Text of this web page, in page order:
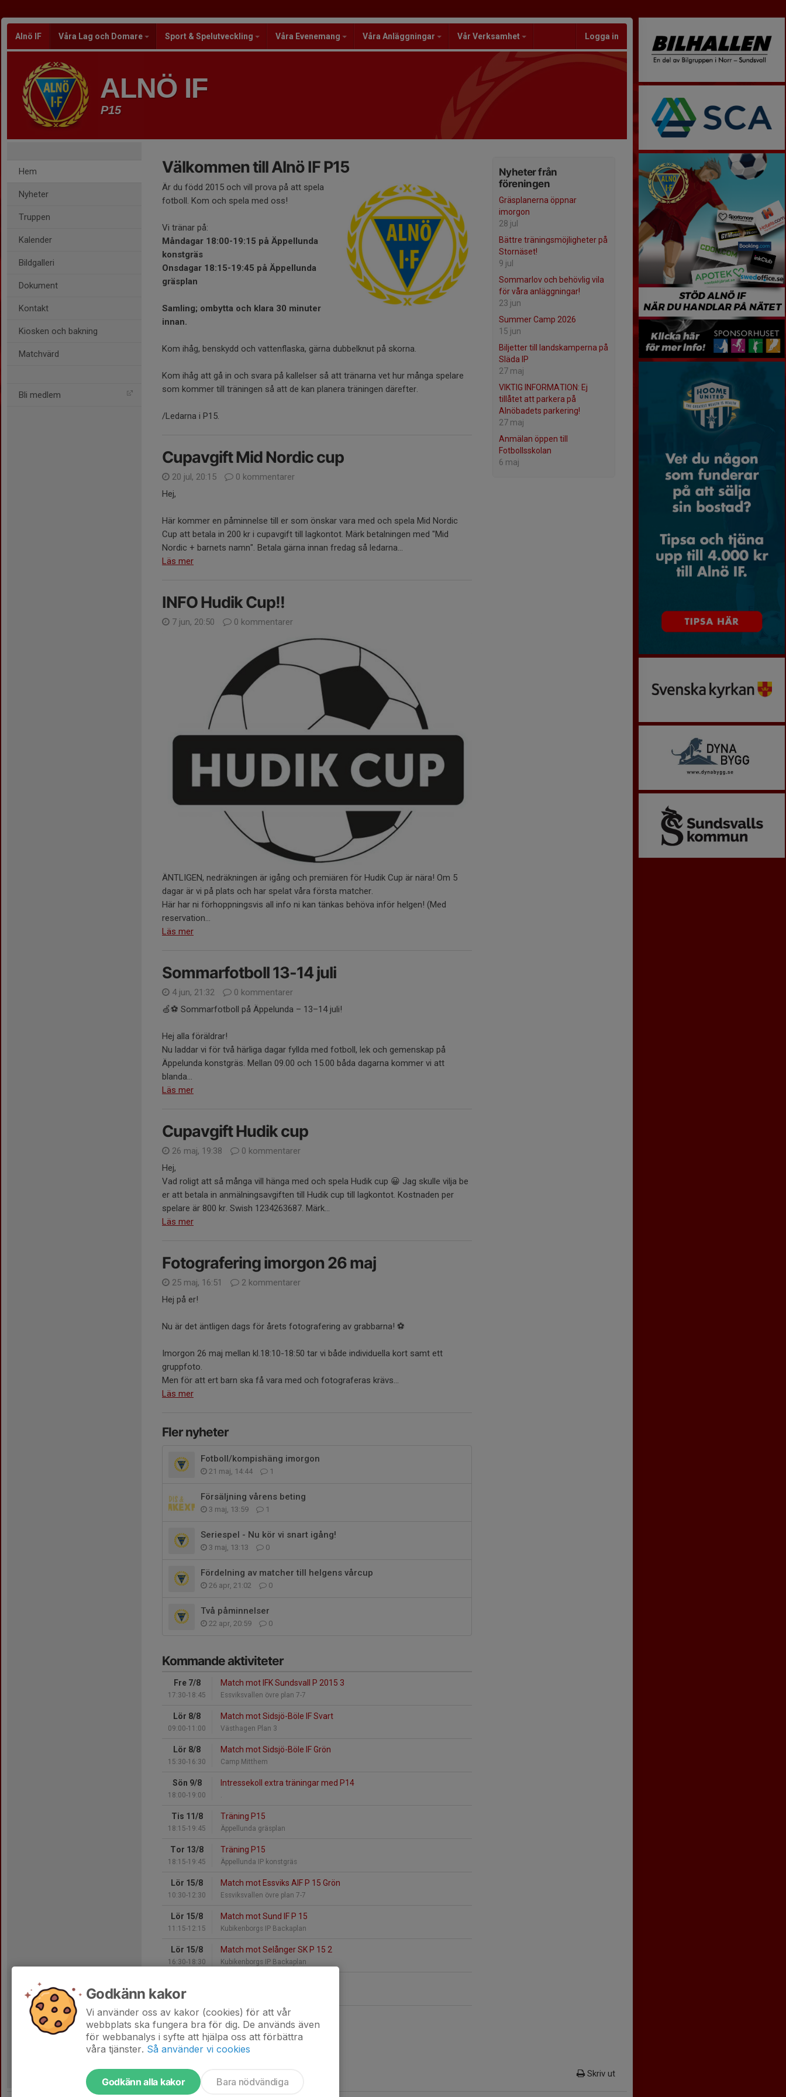
Alnö IF Våra Lag och Domare Sport & Spelutveckling Våra Evenemang Våra Anläggningar Vår Verksamhet Logga in
ALNÖ IF
P15
Hem
Nyheter
Truppen
Kalender
Bildgalleri
Dokument
Kontakt
Kiosken och bakning
Matchvärd
Bli medlem
Nyheter från
föreningen
Gräsplanerna öppnar
imorgon
28 jul
Bättre träningsmöjligheter på
Stornäset!
9 jul
Sommarlov och behövlig vila
för våra anläggningar!
23 jun
Summer Camp 2026
15 jun
Biljetter till landskamperna på
Släda IP
27 maj
VIKTIG INFORMATION: Ej
tillåtet att parkera på
Alnöbadets parkering!
27 maj
Anmälan öppen till
Fotbollsskolan
6 maj
Välkommen till Alnö IF P15
Är du född 2015 och vill prova på att spela
fotboll. Kom och spela med oss!
Vi tränar på:
Måndagar 18:00-19:15 på Äppellunda
konstgräs
Onsdagar 18:15-19:45 på Äppellunda
gräsplan
Samling; ombytta och klara 30 minuter
innan.
Kom ihåg, benskydd och vattenflaska, gärna dubbelknut på skorna.
Kom ihåg att gå in och svara på kallelser så att tränarna vet hur många spelare
som kommer till träningen så att de kan planera träningen därefter.
/Ledarna i P15.
Cupavgift Mid Nordic cup
20 jul, 20:15
0 kommentarer
Hej,
Här kommer en påminnelse till er som önskar vara med och spela Mid Nordic
Cup att betala in 200 kr i cupavgift till lagkontot. Märk betalningen med "Mid
Nordic + barnets namn". Betala gärna innan fredag så ledarna...
Läs mer
INFO Hudik Cup!!
7 jun, 20:50 0 kommentarer
ÄNTLIGEN, nedräkningen är igång och premiären för Hudik Cup är nära! Om 5
dagar är vi på plats och har spelat våra första matcher.
Här har ni förhoppningsvis all info ni kan tänkas behöva inför helgen! (Med
reservation...
Läs mer
Sommarfotboll 13-14 juli
4 jun, 21:32
0 kommentarer
🍏⚽ Sommarfotboll på Äppelunda – 13–14 juli!
Hej alla föräldrar!
Nu laddar vi för två härliga dagar fyllda med fotboll, lek och gemenskap på
Äppelunda konstgräs. Mellan 09.00 och 15.00 båda dagarna kommer vi att
blanda...
Läs mer
Cupavgift Hudik cup
26 maj, 19:38
0 kommentarer
Hej,
Vad roligt att så många vill hänga med och spela Hudik cup 😀 Jag skulle vilja be
er att betala in anmälningsavgiften till Hudik cup till lagkontot. Kostnaden per
spelare är 800 kr. Swish 1234263687. Märk...
Läs mer
Fotografering imorgon 26 maj
25 maj, 16:51
2 kommentarer
Hej på er!
Nu är det äntligen dags för årets fotografering av grabbarna! ⚽️
Imorgon 26 maj mellan kl.18:10-18:50 tar vi både individuella kort samt ett
gruppfoto.
Men för att ert barn ska få vara med och fotograferas krävs...
Läs mer
Fler nyheter
Fotboll/kompishäng imorgon
21 maj, 14:44 1
Försäljning vårens beting
3 maj, 13:59 1
Seriespel - Nu kör vi snart igång!
3 maj, 13:13 0
Fördelning av matcher till helgens vårcup
26 apr, 21:02 0
Två påminnelser
22 apr, 20:59 0
Kommande aktiviteter
Fre 7/8
17:30-18:45
Match mot IFK Sundsvall P 2015 3
Essviksvallen övre plan 7-7
Lör 8/8
09:00-11:00
Match mot Sidsjö-Böle IF Svart
Västhagen Plan 3
Lör 8/8
15:30-16:30
Match mot Sidsjö-Böle IF Grön
Camp Mitthem
Sön 9/8
18:00-19:00
Intressekoll extra träningar med P14
.
Tis 11/8
18:15-19:45
Träning P15
Äppellunda gräsplan
Tor 13/8
18:15-19:45
Träning P15
Äppellunda IP konstgräs
Lör 15/8
10:30-12:30
Match mot Essviks AIF P 15 Grön
Essviksvallen övre plan 7-7
Lör 15/8
11:15-12:15
Match mot Sund IF P 15
Kubikenborgs IP Backaplan
Lör 15/8
16:30-18:30
Match mot Selånger SK P 15 2
Kubikenborgs IP Backaplan
18:15-19:45
Hela kalendern
Skriv ut
Godkänn kakor
Vi använder oss av kakor (cookies) för att vår
webbplats ska fungera bra för dig. De används även
för webbanalys i syfte att hjälpa oss att förbättra
våra tjänster. Så använder vi cookies
Godkänn alla kakor Bara nödvändiga